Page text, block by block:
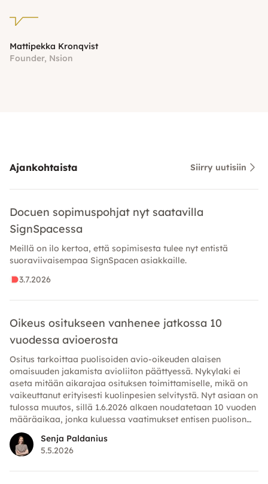
Mattipekka Kronqvist
Founder, Nsion
Ajankohtaista Siirry uutisiin
Docuen sopimuspohjat nyt saatavilla
SignSpacessa
Meillä on ilo kertoa, että sopimisesta tulee nyt entistä
suoraviivaisempaa SignSpacen asiakkaille.
3.7.2026
Oikeus ositukseen vanhenee jatkossa 10
vuodessa avioerosta
Ositus tarkoittaa puolisoiden avio-oikeuden alaisen
omaisuuden jakamista avioliiton päättyessä. Nykylaki ei
aseta mitään aikarajaa osituksen toimittamiselle, mikä on
vaikeuttanut erityisesti kuolinpesien selvitystä. Nyt asiaan on
tulossa muutos, sillä 1.6.2026 alkaen noudatetaan 10 vuoden
määräaikaa, jonka kuluessa vaatimukset entisen puolison
omaisuutta kohtaan on esitettävä.
Senja Paldanius
5.5.2026